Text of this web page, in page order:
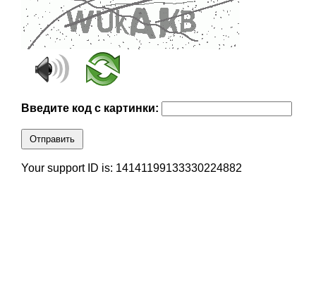
Введите код с картинки:
Отправить
Your support ID is: 14141199133330224882